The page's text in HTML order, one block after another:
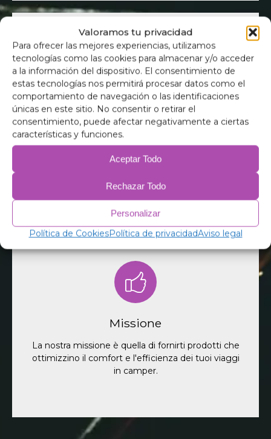
Valoramos tu privacidad
Para ofrecer las mejores experiencias, utilizamos
tecnologías como las cookies para almacenar y/o acceder
a la información del dispositivo. El consentimiento de
estas tecnologías nos permitirá procesar datos como el
comportamiento de navegación o las identificaciones
únicas en este sitio. No consentir o retirar el
consentimiento, puede afectar negativamente a ciertas
características y funciones.
Aceptar Todo
Rechazar Todo
Personalizar
Política de CookiesPolítica de privacidadAviso legal
Il nostro team
Dietro M2 Camper c'è un team dedicato di esperti
di camperizzazione e appassionati di campeggio.
Dietro M2 Camper c'è un team dedicato di esperti
di conversioni di camper e appassionati di
campeggio. Siamo qui per offrirti consulenza
professionale, rispondere alle tue domande e
aiutarti a trovare la soluzione perfetta per il tuo
veicolo.
Missione
La nostra missione è quella di fornirti prodotti che
ottimizzino il comfort e l'efficienza dei tuoi viaggi
in camper.
La nostra missione è fornirti prodotti che
in camper. Vogliamo essere il tuo compagno di
fiducia, assicurandoci che ogni avventura sia
piacevole come la immagini.